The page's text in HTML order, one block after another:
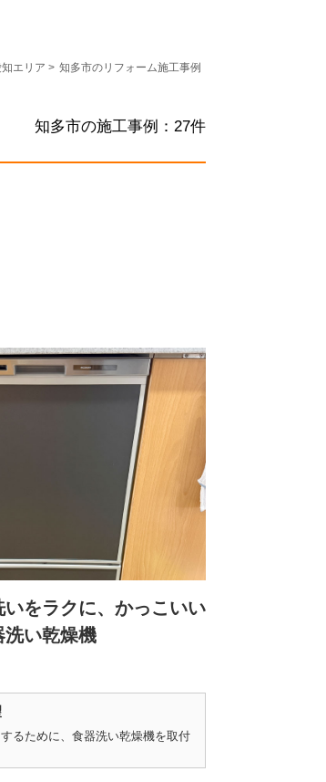
エリア > 知多市のリフォーム施工事例
知多市の施工事例： 27件
をラクに、かっこいい
洗い乾燥機
るために、食器洗い乾燥機を取付